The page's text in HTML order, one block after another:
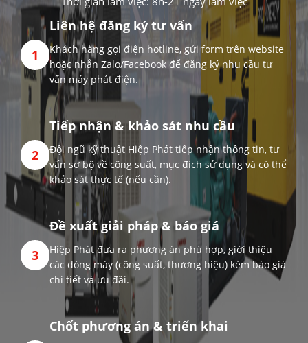
1
Liên hệ đăng ký tư vấn
Khách hàng gọi điện hotline, gửi form trên website
hoặc nhắn Zalo/Facebook để đăng ký nhu cầu tư
vấn máy phát điện.
2
Tiếp nhận & khảo sát nhu cầu
Đội ngũ kỹ thuật Hiệp Phát tiếp nhận thông tin, tư
vấn sơ bộ về công suất, mục đích sử dụng và có thể
khảo sát thực tế (nếu cần).
3
Đề xuất giải pháp & báo giá
Hiệp Phát đưa ra phương án phù hợp, giới thiệu
các dòng máy (công suất, thương hiệu) kèm báo giá
chi tiết và ưu đãi.
Chốt phương án & triển khai